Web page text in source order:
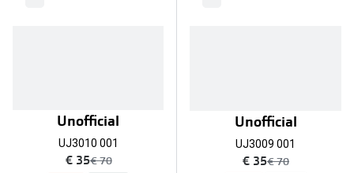
Unofficial
UJ3010 001
nu:
€ 35was:
€ 70
Unofficial
UJ3009 001
nu:
€ 35was:
€ 70